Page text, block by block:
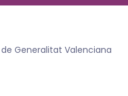
Generalitat Valenciana